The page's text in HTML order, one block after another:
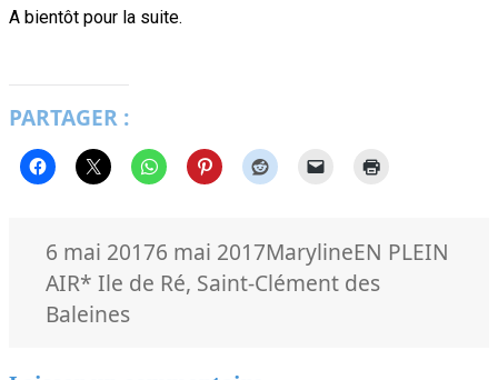
A bientôt pour la suite.
PARTAGER :
Publié
le
6 mai 20176 mai 2017Auteur
MarylineCatégories
EN PLEIN
AIRMots-
clés
* Ile de Ré, Saint-Clément des
Baleines